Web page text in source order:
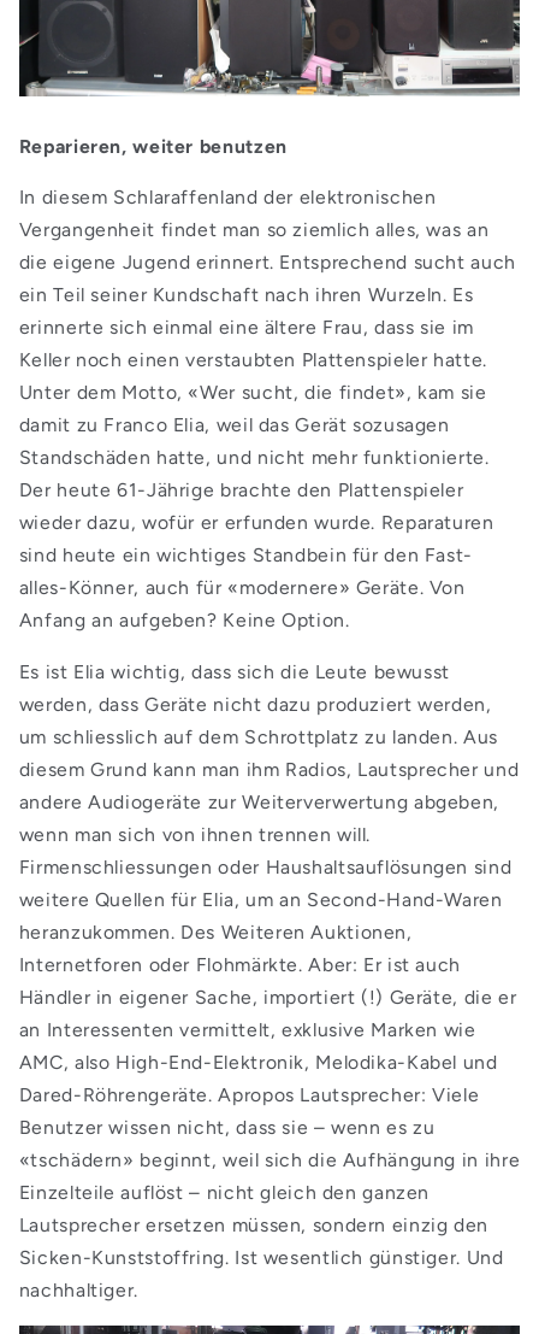
Reparieren, weiter benutzen
In diesem Schlaraffenland der elektronischen
Vergangenheit findet man so ziemlich alles, was an
die eigene Jugend erinnert. Entsprechend sucht auch
ein Teil seiner Kundschaft nach ihren Wurzeln. Es
erinnerte sich einmal eine ältere Frau, dass sie im
Keller noch einen verstaubten Plattenspieler hatte.
Unter dem Motto, «Wer sucht, die findet», kam sie
damit zu Franco Elia, weil das Gerät sozusagen
Standschäden hatte, und nicht mehr funktionierte.
Der heute 61-Jährige brachte den Plattenspieler
wieder dazu, wofür er erfunden wurde. Reparaturen
sind heute ein wichtiges Standbein für den Fast-
alles-Könner, auch für «modernere» Geräte. Von
Anfang an aufgeben? Keine Option.
Es ist Elia wichtig, dass sich die Leute bewusst
werden, dass Geräte nicht dazu produziert werden,
um schliesslich auf dem Schrottplatz zu landen. Aus
diesem Grund kann man ihm Radios, Lautsprecher und
andere Audiogeräte zur Weiterverwertung abgeben,
wenn man sich von ihnen trennen will.
Firmenschliessungen oder Haushaltsauflösungen sind
weitere Quellen für Elia, um an Second-Hand-Waren
heranzukommen. Des Weiteren Auktionen,
Internetforen oder Flohmärkte. Aber: Er ist auch
Händler in eigener Sache, importiert (!) Geräte, die er
an Interessenten vermittelt, exklusive Marken wie
AMC, also High-End-Elektronik, Melodika-Kabel und
Dared-Röhrengeräte. Apropos Lautsprecher: Viele
Benutzer wissen nicht, dass sie – wenn es zu
«tschädern» beginnt, weil sich die Aufhängung in ihre
Einzelteile auflöst – nicht gleich den ganzen
Lautsprecher ersetzen müssen, sondern einzig den
Sicken-Kunststoffring. Ist wesentlich günstiger. Und
nachhaltiger.